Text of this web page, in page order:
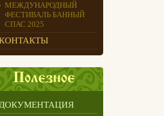
МЕЖДУНАРОДНЫЙ
ФЕСТИВАЛЬ БАННЫЙ
СПАС 2025
Полезное
ДОКУМЕНТАЦИЯ